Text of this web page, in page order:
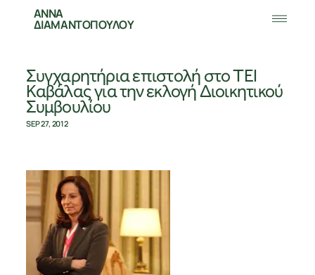
ΑΝΝΑ
ΔΙΑΜΑΝΤΟΠΟΥΛΟΥ
Συγχαρητήρια επιστολή στο ΤΕΙ
Καβάλας για την εκλογή Διοικητικού
Συμβουλίου
SEP 27, 2012